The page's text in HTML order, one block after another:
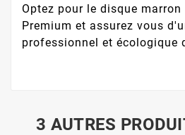
Optez pour le disque
Premium et assurez vous
professionnel et écologique
3 AUTRES